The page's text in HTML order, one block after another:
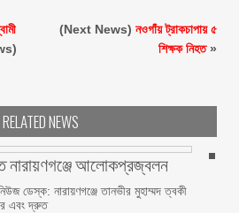
(Next News) নওগাঁয় ট্রাকচাপায় ৫
শিক্ষক নিহত»
RELATED NEWS
নারায়ণগঞ্জে আলোকপ্রজ্বলন
ডেস্ক: নারায়ণগঞ্জে তানভীর মুহাম্মদ ত্বকী
এবং দ্রুত